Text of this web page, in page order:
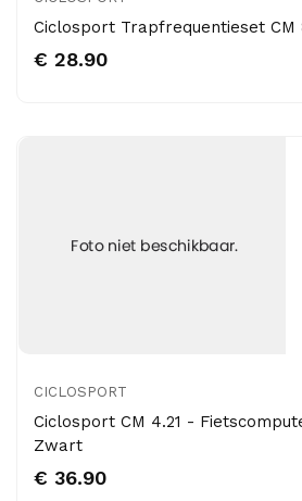
Ciclosport Trapfrequentieset CM
€ 28.90
CICLOSPORT
Ciclosport CM 4.21 -
Zwart
€ 36.90